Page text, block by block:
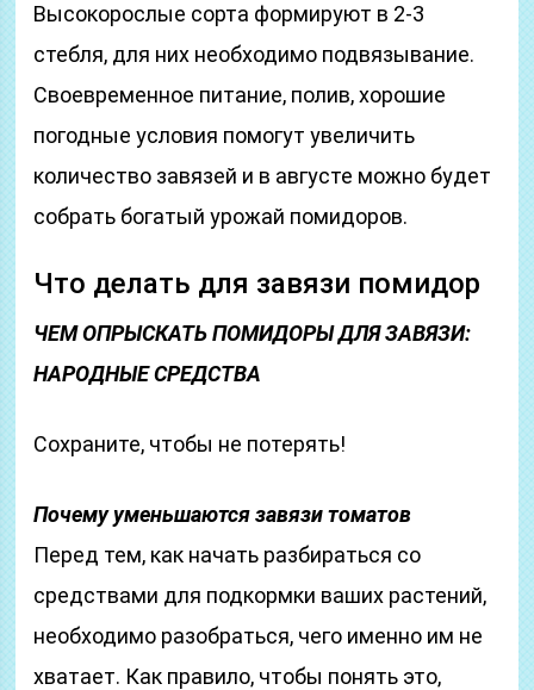
Высокорослые сорта формируют в 2-3
стебля, для них необходимо подвязывание.
Своевременное питание, полив, хорошие
погодные условия помогут увеличить
количество завязей и в августе можно будет
собрать богатый урожай помидоров.
Что делать для завязи помидор
ЧЕМ ОПРЫСКАТЬ ПОМИДОРЫ ДЛЯ ЗАВЯЗИ:
НАРОДНЫЕ СРЕДСТВА
Сохраните, чтобы не потерять!
Почему уменьшаются завязи томатов
Перед тем, как начать разбираться со
средствами для подкормки ваших растений,
необходимо разобраться, чего именно им не
хватает. Как правило, чтобы понять это,